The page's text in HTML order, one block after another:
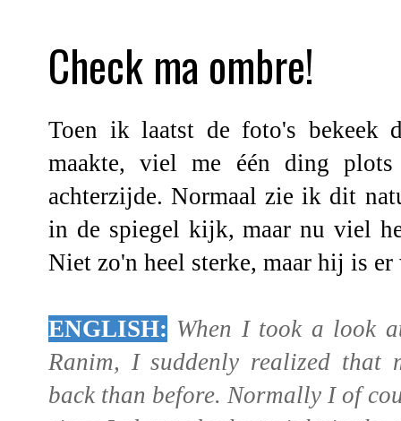
Check ma ombre!
Toen ik laatst de foto's bekeek
maakte, viel me één ding
achterzijde. Normaal zie ik dit
in de spiegel kijk, maar nu viel
Niet zo'n heel sterke, maar hij is
ENGLISH: When I took a look
Ranim, I suddenly realized
back than before. Normally I of